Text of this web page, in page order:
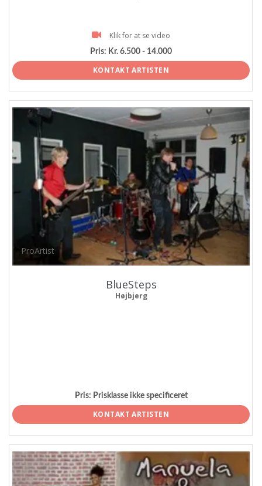
Klik for at se video
Pris: Kr. 6.500 - 14.000
KONTAKT ARTISTEN
ProArtist
BlueSteps
Højbjerg
Pris: Prisklasse ikke specificeret
KONTAKT ARTISTEN